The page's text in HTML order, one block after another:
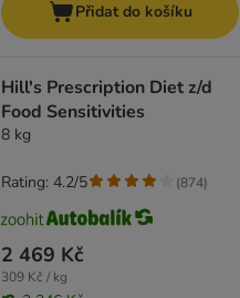
Přidat do košíku
Hill's Prescription Diet z/d
Food Sensitivities
8 kg
2 469 Kč
309 Kč / kg
Rating: 4.2/5 (874)